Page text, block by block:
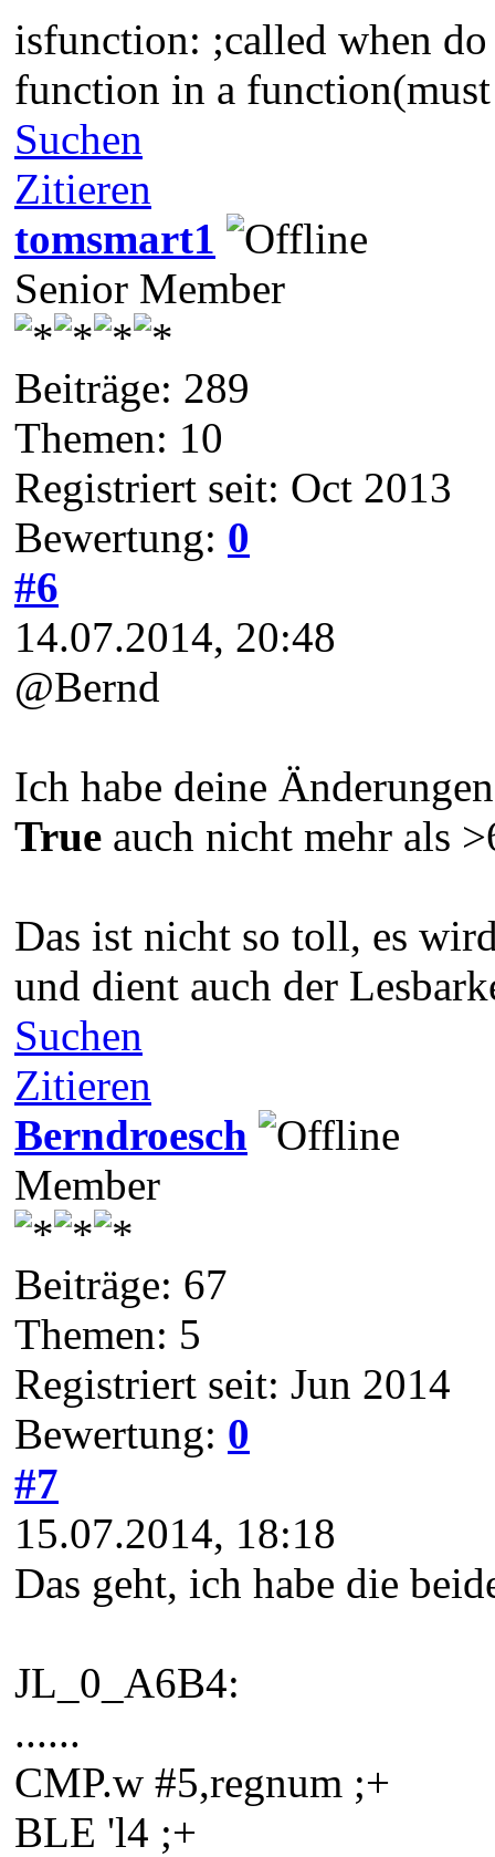
isfunction: ;called when
function in a
Suchen
Zitieren
tomsmart1
Senior Member
Beiträge: 289
Themen: 10
Registriert seit: Oct 2013
Bewertung: 0
#6
14.07.2014, 20:48
@Bernd
Ich habe deine
True auch nicht mehr als
Das ist nicht so toll, es
und dient auch der
Suchen
Zitieren
Berndroesch
Member
Beiträge: 67
Themen: 5
Registriert seit: Jun 2014
Bewertung: 0
#7
15.07.2014, 18:18
Das geht, ich habe die
JL_0_A6B4:
......
CMP.w #5,regnum ;+
BLE 'l4 ;+